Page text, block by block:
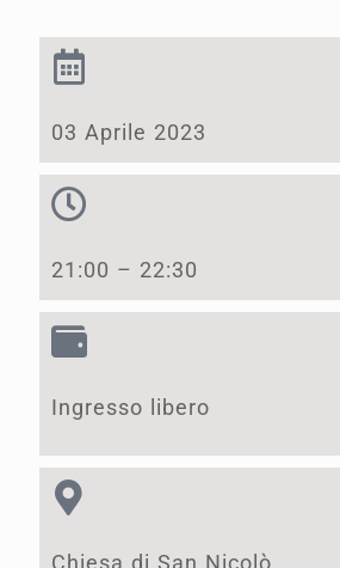
03 Aprile 2023
21:00 – 22:30
Ingresso libero